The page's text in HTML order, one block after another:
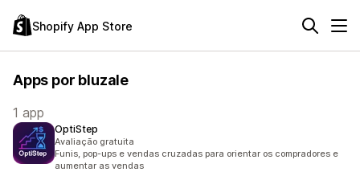
Shopify App Store
Apps por bluzale
1 app
OptiStep
Avaliação gratuita
Funis, pop-ups e vendas cruzadas para orientar os compradores e
aumentar as vendas